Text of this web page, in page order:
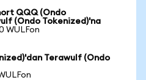
QQQ (Ondo
(Ondo Tokenized)'na
WULFon
Terawulf (Ondo